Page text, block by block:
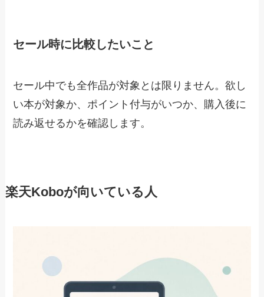
セール時に比較したいこと
セール中でも全作品が対象とは限りません。欲し
い本が対象か、ポイント付与がいつか、購入後に
読み返せるかを確認します。
楽天Koboが向いている人